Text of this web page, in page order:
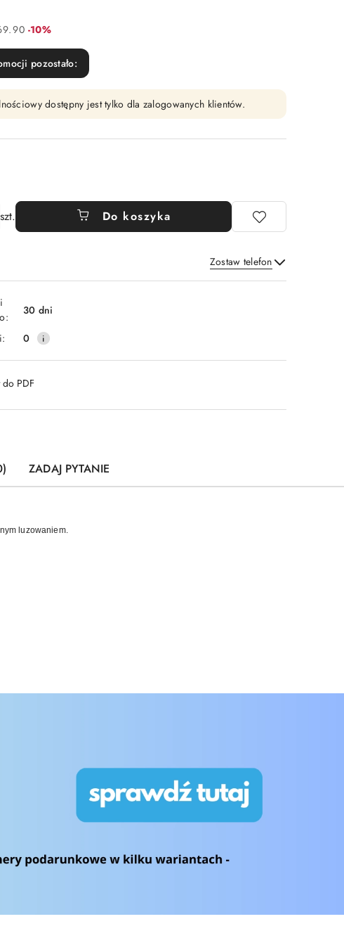
Rabat:
-10%
pozostało:
dostępny jest tylko dla zalogowanych klientów.
szt. Do koszyka
Zostaw telefon
Wyślij
30 dni
0
PDF
ZADAJ PYTANIE
luzowaniem.